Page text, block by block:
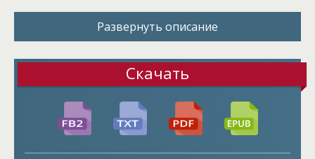
больше пакостей, тем больше укрепляется дар.
уважали, ибо иначе никак. Плохое отношение к
ведьме не пойдет на пользу ни одному жителю.
Главное – не злить вредную, и всё будет хорошо. А
что, если ведьму разозлил кто-то другой?
Например, гость из столицы, который принес
Развернуть описание
Скачать